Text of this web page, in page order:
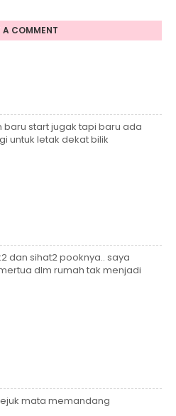
A COMMENT
baru start jugak tapi baru ada
untuk letak dekat bilik
dan sihat2 pooknya.. saya
dlm rumah tak menjadi
mata memandang